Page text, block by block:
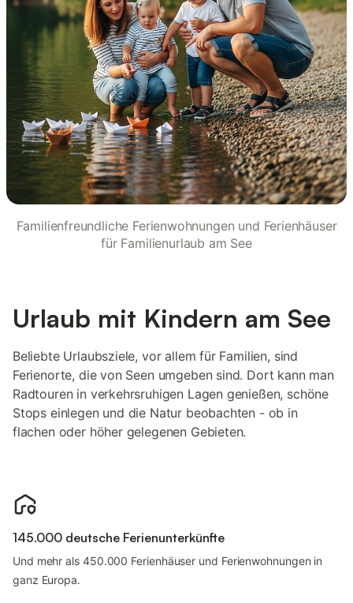
Familienfreundliche Ferienwohnungen und Ferienhäuser
für Familienurlaub am See
Urlaub mit Kindern am See
Beliebte Urlaubsziele, vor allem für Familien, sind
Ferienorte, die von Seen umgeben sind. Dort kann man
Radtouren in verkehrsruhigen Lagen genießen, schöne
Stops einlegen und die Natur beobachten - ob in
flachen oder höher gelegenen Gebieten.
145.000 deutsche Ferienunterkünfte
Und mehr als 450.000 Ferienhäuser und Ferienwohnungen in
ganz Europa.